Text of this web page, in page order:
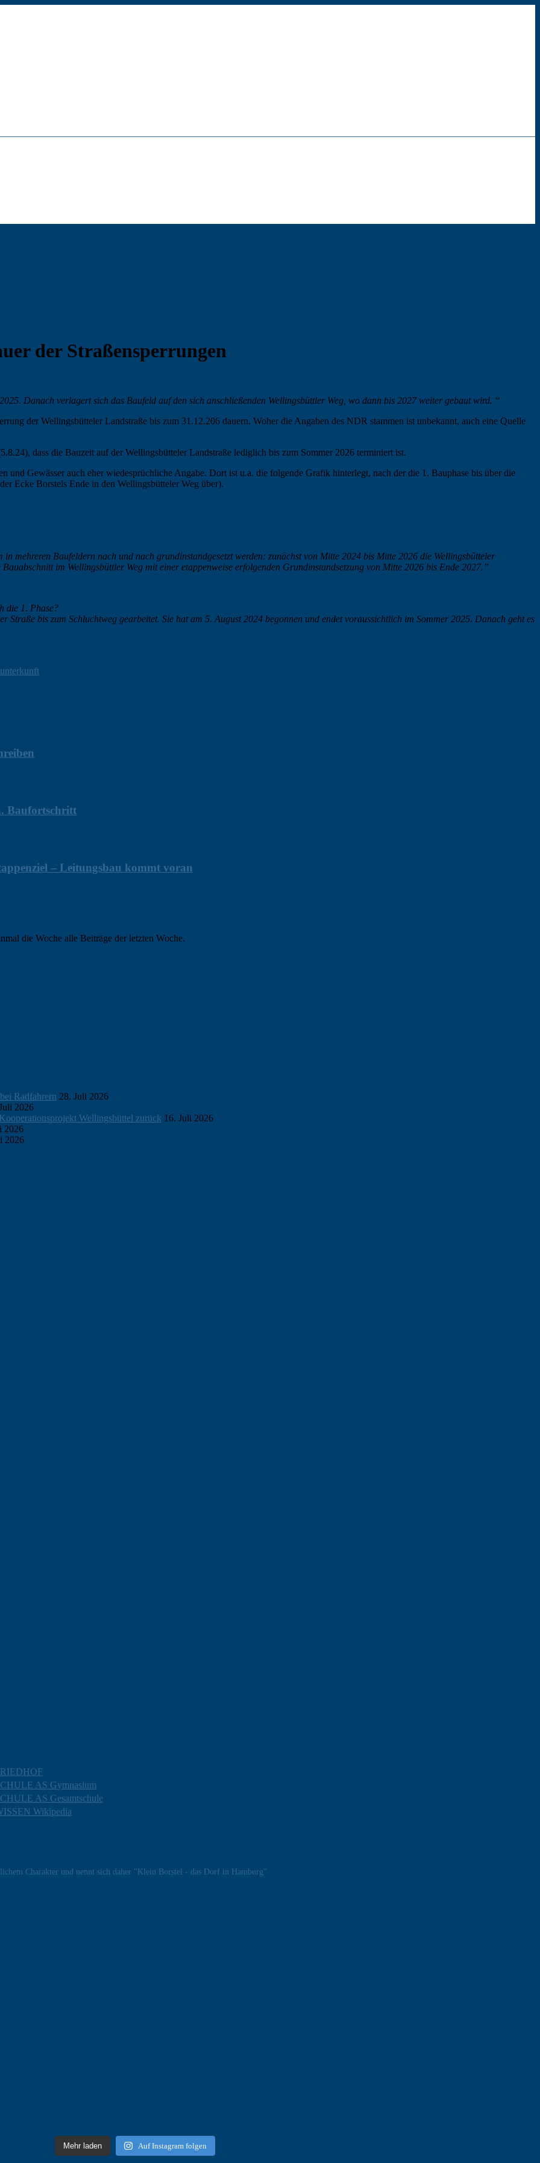
der Straßensperrungen
Danach verlagert sich das Baufeld auf den sich anschließenden Wellingsbüttler Weg, wo dann bis 2027 weiter gebaut wird. “
der Wellingsbütteler Landstraße bis zum 31.12.206 dauern. Woher die Angaben des NDR stammen ist unbekannt, auch eine Quelle
dass die Bauzeit auf der Wellingsbütteler Landstraße lediglich bis zum Sommer 2026 terminiert ist.
und Gewässer auch eher wiedesprüchliche Angabe. Dort ist u.a. die folgende Grafik hinterlegt, nach der die 1. Bauphase bis über die
Ecke Borstels Ende in den Wellingsbütteler Weg über).
mehreren Baufeldern nach und nach grundinstandgesetzt werden: zunächst von Mitte 2024 bis Mitte 2026 die Wellingsbütteler
im Wellingsbüttler Weg mit einer etappenweise erfolgenden Grundinstandsetzung von Mitte 2026 bis Ende 2027.”
die 1. Phase?
bis zum Schluchtweg gearbeitet. Sie hat am 5. August 2024 begonnen und endet voraussichtlich im Sommer 2025. Danach geht es
Baufortschritt
– Leitungsbau kommt voran
die Woche alle Beiträge der letzten Woche.
Radfahrern 28. Juli 2026
2026
Wellingsbüttel zurück 16. Juli 2026
2026
2026
AS Gymnasium
AS Gesamtschule
Wikipedia
Charakter und nennt sich daher "Klein Borstel - das Dorf in Hamburg"
Mehr laden Auf Instagram folgen